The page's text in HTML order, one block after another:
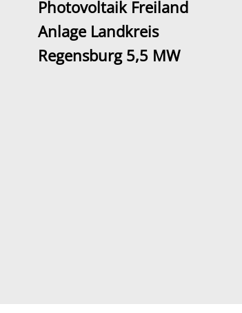
Photovoltaik Freiland
Anlage Landkreis
Regensburg 5,5 MW